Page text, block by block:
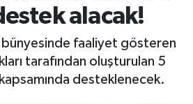
alacak!
bünyesinde faaliyet gösteren
tarafından oluşturulan 5
desteklenecek.